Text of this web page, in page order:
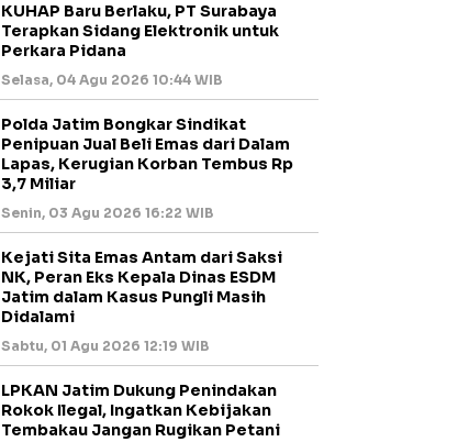
KUHAP Baru Berlaku, PT Surabaya
Terapkan Sidang Elektronik untuk
Perkara Pidana
Selasa, 04 Agu 2026 10:44 WIB
Polda Jatim Bongkar Sindikat
Penipuan Jual Beli Emas dari Dalam
Lapas, Kerugian Korban Tembus Rp
3,7 Miliar
Senin, 03 Agu 2026 16:22 WIB
Kejati Sita Emas Antam dari Saksi
NK, Peran Eks Kepala Dinas ESDM
Jatim dalam Kasus Pungli Masih
Didalami
Sabtu, 01 Agu 2026 12:19 WIB
LPKAN Jatim Dukung Penindakan
Rokok Ilegal, Ingatkan Kebijakan
Tembakau Jangan Rugikan Petani